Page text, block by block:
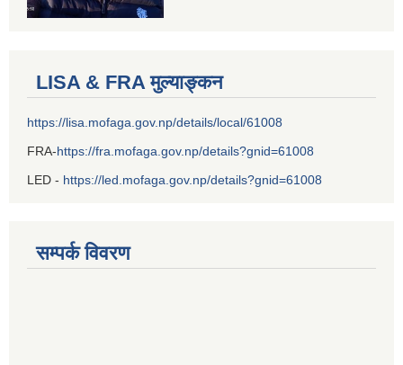
LISA & FRA मुल्याङ्कन
https://lisa.mofaga.gov.np/details/local/61008
FRA-https://fra.mofaga.gov.np/details?gnid=61008
LED - https://led.mofaga.gov.np/details?gnid=61008
सम्पर्क विवरण